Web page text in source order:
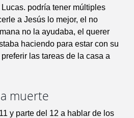
podría tener múltiples
a Jesús lo mejor, el no
no la ayudaba, el querer
haciendo para estar con su
las tareas de la casa a
muerte
y parte del 12 a hablar de los